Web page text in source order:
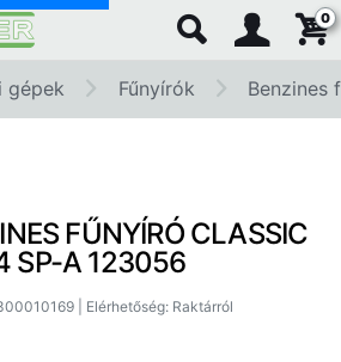
0
gépek Fűnyírók Benzines
FŰNYÍRÓ CLASSIC
SP-A 123056
| Elérhetőség: Raktárról